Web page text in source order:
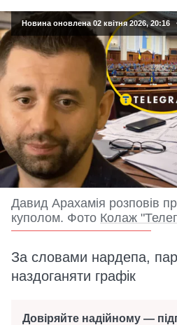
Новина оновлена 02 квітня 2026, 20:16
Давид Арахамія розповів
куполом. Фото Колаж
За словами нардепа,
наздоганяти графік
Довіряйте надійному —